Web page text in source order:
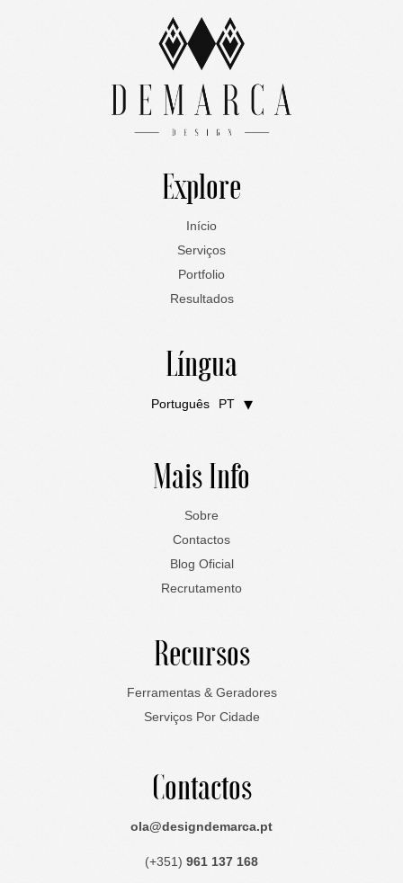
Explore
Início
Serviços
Portfolio
Resultados
Língua
Português PT
English EN
Mais Info
Sobre
Contactos
Blog Oficial
Recrutamento
Recursos
Ferramentas & Geradores
Serviços Por Cidade
Contactos
ola@designdemarca.pt
(+351) 961 137 168